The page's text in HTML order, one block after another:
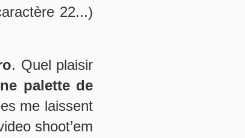
22...)
. Quel plaisir
palette de
me laissent
shoot’em